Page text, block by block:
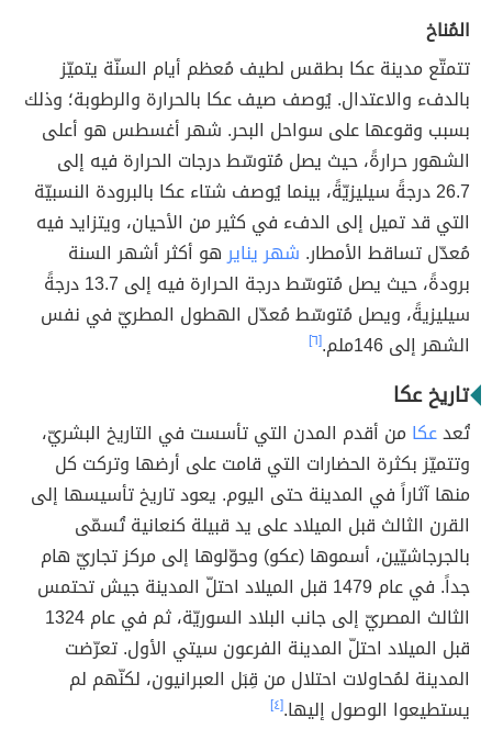
المُناخ
تتمتّع مدينة عكا بطقس لطيف مُعظم أيام السنّة يتميّز
بالدفء والاعتدال. يُوصف صيف عكا بالحرارة والرطوبة؛ وذلك
بسبب وقوعها على سواحل البحر. شهر أغسطس هو أعلى
الشهور حرارةً، حيث يصل مُتوسّط درجات الحرارة فيه إلى
26.7 درجةً سيليزيّةً، بينما يُوصف شتاء عكا بالبرودة النسبيّة
التي قد تميل إلى الدفء في كثير من الأحيان، ويتزايد فيه
مُعدّل تساقط الأمطار. شهر ينايرهو أكثر أشهر السنة
برودةً، حيث يصل مُتوسّط درجة الحرارة فيه إلى 13.7 درجةً
سيليزيةً، ويصل مُتوسّط مُعدّل الهطول المطريّ في نفس
الشهر إلى 146ملم.
[٦]
تاريخ عكا
تُعدعكا من أقدم المدن التي تأسست في التاريخ البشريّ،
وتتميّز بكثرة الحضارات التي قامت على أرضها وتركت كل
منها آثاراً في المدينة حتى اليوم. يعود تاريخ تأسيسها إلى
القرن الثالث قبل الميلاد على يد قبيلة كنعانية تُسمّى
بالجرجاشيّين، أسموها (عكو) وحوّلوها إلى مركز تجاريّ هام
جداً. في عام 1479 قبل الميلاد احتلّ المدينة جيش تحتمس
الثالث المصريّ إلى جانب البلاد السوريّة، ثم في عام 1324
قبل الميلاد احتلّ المدينة الفرعون سيتي الأول. تعرّضت
المدينة لمُحاولات احتلال من قِبَل العبرانيون، لكنّهم لم
يستطيعوا الوصول إليها.[٤]